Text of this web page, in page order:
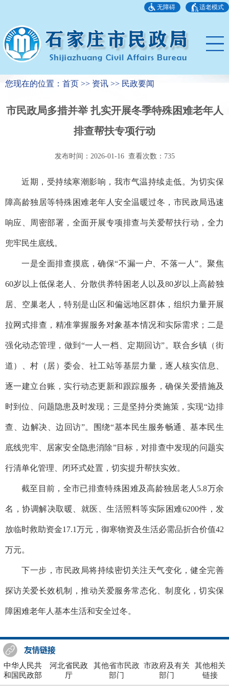
无障碍 适老模式
您现在的位置：首页 >> 资讯 >> 民政要闻
市民政局多措并举 扎实开展冬季特殊困难老年人
排查帮扶专项行动
发布时间：2026-01-16 查看次数： 735
近期，受持续寒潮影响，我市气温持续走低。为切实保
障高龄独居等特殊困难老年人安全温暖过冬，市民政局迅速
响应、周密部署，全面开展专项排查与关爱帮扶行动，全力
兜牢民生底线。
一是全面排查摸底，确保“不漏一户、不落一人”。聚焦
60岁以上低保老人、分散供养特困老人以及80岁以上高龄独
居、空巢老人，特别是山区和偏远地区群体，组织力量开展
拉网式排查，精准掌握服务对象基本情况和实际需求；二是
强化动态管理，做到“一人一档、定期回访”。联合乡镇（街
道）、村（居）委会、社工站等基层力量，逐人核实信息、
逐一建立台账，实行动态更新和跟踪服务，确保关爱措施及
时到位、问题隐患及时发现；三是坚持分类施策，实现“边排
查、边解决、边回访”。围绕“基本民生服务畅通、基本民生
底线兜牢、居家安全隐患消除”目标，对排查中发现的问题实
行清单化管理、闭环式处置，切实提升帮扶实效。
截至目前，全市已排查特殊困难及高龄独居老人5.8万余
名，协调解决取暖、就医、生活照料等实际困难6200件，发
放临时救助资金17.1万元，御寒物资及生活必需品折合价值42
万元。
下一步，市民政局将持续密切关注天气变化，健全完善
探访关爱长效机制，推动关爱服务常态化、制度化，切实保
障困难老年人基本生活和安全过冬。
中华人民共
和国民政部
河北省民政
厅
其他省市民政
部门
市政府及有关
部门
其他相关
链接